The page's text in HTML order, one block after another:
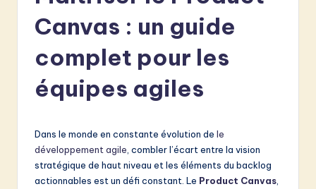
Canvas : un guide
complet pour les
équipes agiles
Dans le monde en constante évolution de le
développement agile , combler l’écart entre la vision
stratégique de haut niveau et les éléments du backlog
actionnables est un défi constant. Le Product Canvas